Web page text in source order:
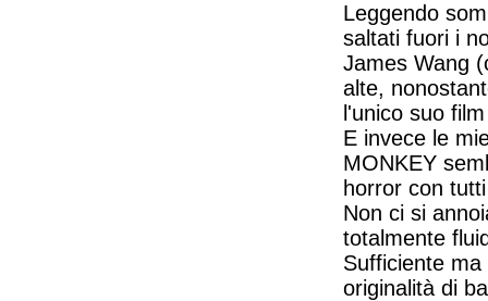
Leggendo
saltati fuori i
James Wang
alte,
l'unico suo
E invece le
MONKEY
horror con
Non ci si
totalmente
Sufficiente
originalità di